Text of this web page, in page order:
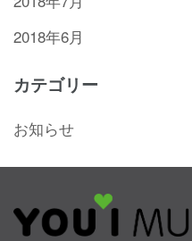
2018年6月
カテゴリー
お知らせ